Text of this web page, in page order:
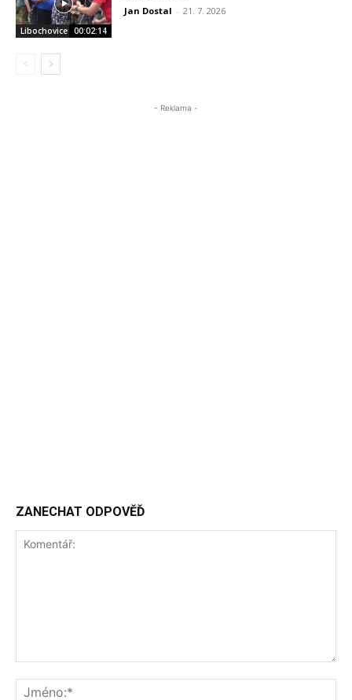
Libochovice 00:02:14
Jan Dostal - 21. 7. 2026
- Reklama -
ZANECHAT ODPOVĚĎ